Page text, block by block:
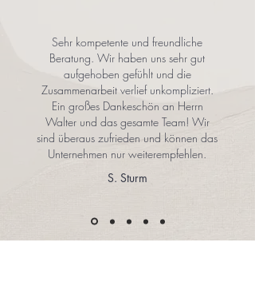
Sehr kompetente und freundliche
Beratung. Wir haben uns sehr gut
aufgehoben gefühlt und die
Zusammenarbeit verlief unkompliziert.
Ein großes Dankeschön an Herrn
Walter und das gesamte Team! Wir
sind überaus zufrieden und können das
Unternehmen nur weiterempfehlen.
S. Sturm